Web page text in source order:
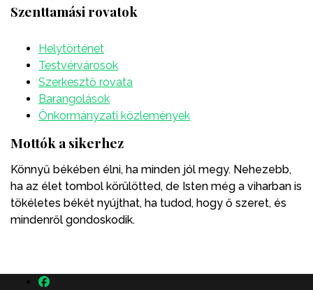
Szenttamási rovatok
Helytörténet
Testvérvárosok
Szerkesztő rovata
Barangolások
Önkormányzati közlemények
Mottók a sikerhez
Könnyű békében élni, ha minden jól megy. Nehezebb,
ha az élet tombol körülötted, de Isten még a viharban is
tökéletes békét nyújthat, ha tudod, hogy ő szeret, és
mindenről gondoskodik.